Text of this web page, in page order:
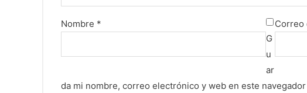
Nombre * Correo
G
u
ar
da mi nombre, correo electrónico y web en este